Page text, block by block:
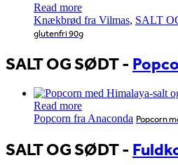
Read more
Knækbrød fra Vilmas, SALT
glutenfri 90g
SALT OG SØDT-
Read more
Popcorn fra Anaconda Popcorn
SALT OG SØDT-